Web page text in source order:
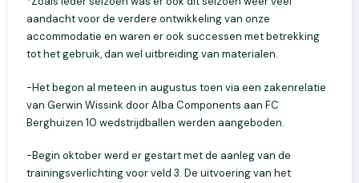
aandacht voor de verdere ontwikkeling van onze
accommodatie en waren er ook successen met betrekking
tot het gebruik, dan wel uitbreiding van materialen.
-Het begon al meteen in augustus toen via een zakenrelatie
van Gerwin Wissink door Alba Components aan FC
Berghuizen 10 wedstrijdballen werden aangeboden.
-Begin oktober werd er gestart met de aanleg van de
trainingsverlichting voor veld 3. De uitvoering van het